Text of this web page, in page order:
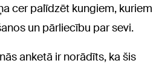
cer palīdzēt kungiem, kuriem
un pārliecību par sevi.
anketā ir norādīts, ka šis